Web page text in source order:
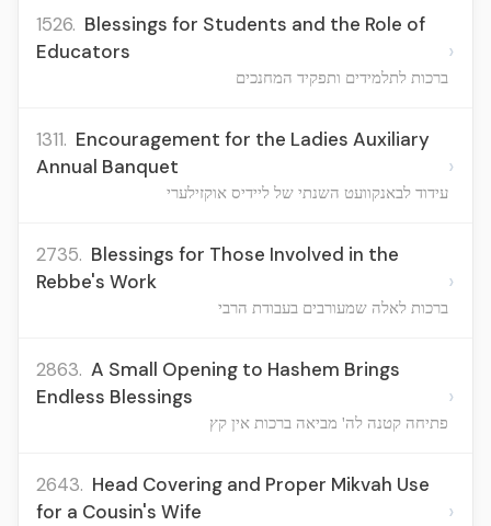
1526. Blessings for Students and the Role of
Educators
ברכות לתלמידים ותפקיד המחנכים
›
1311. Encouragement for the Ladies Auxiliary
Annual Banquet
עידוד לבאנקוועט השנתי של ליידיס אוקזילערי
›
2735. Blessings for Those Involved in the
Rebbe's Work
ברכות לאלה שמעורבים בעבודת הרבי
›
2863. A Small Opening to Hashem Brings
Endless Blessings
פתיחה קטנה לה' מביאה ברכות אין קץ
›
2643. Head Covering and Proper Mikvah Use
for a Cousin's Wife
›